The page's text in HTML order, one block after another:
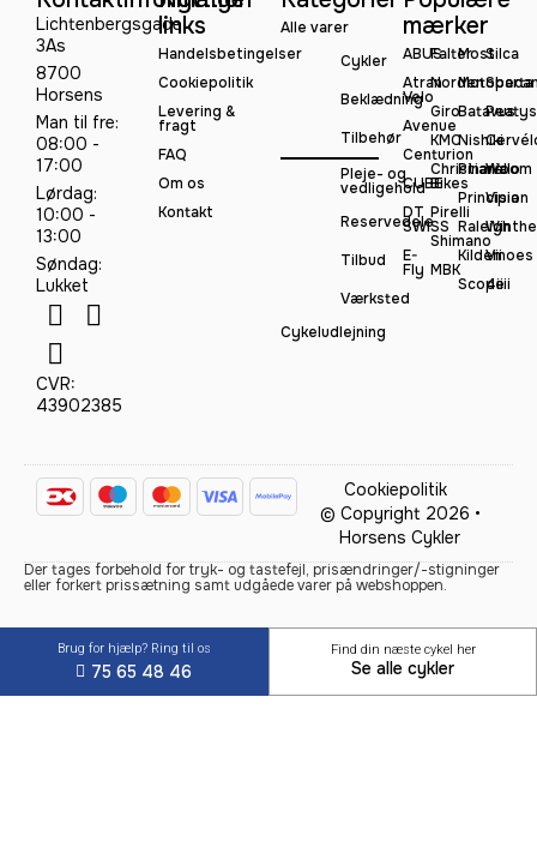
Lichtenbergsgade
3As
8700
Horsens
Man til fre:
08:00 -
17:00
Lørdag:
10:00 -
13:00
Søndag:
Lukket
CVR:
43902385
links
Handelsbetingelser
Cookiepolitik
Levering &
fragt
FAQ
Om os
Kontakt
Alle varer
Cykler
Beklædning
Tilbehør
Pleje- og
vedligehold
Reservedele
Tilbud
Værksted
Cykeludlejning
mærker
ABUS
Atran
Velo
Avenue
Centurion
CUBE
DT
SWISS
E-
Fly
Falter
Norden
Giro
KMC
Christiania
Bikes
Pirelli
Shimano
MBK
Most
Batavus
Nishiki
Pinarello
Principia
Raleigh
Kildemoes
Scope
Silca
Sparta
Peatys
Woom
Vision
Vii
4iiii
Cookiepolitik
© Copyright 2026 •
Horsens Cykler
Der tages forbehold for tryk- og tastefejl, prisændringer/-stigninger
eller forkert prissætning samt udgåede varer på webshoppen.
Brug for hjælp? Ring til os
75 65 48 46
Find din næste cykel her
Se alle cykler